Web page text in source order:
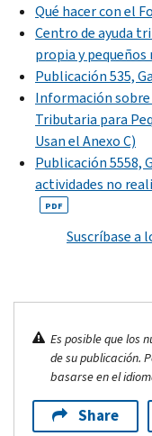
Qué hacer con el
Centro de ayuda
propia y pequeños
Publicación 535,
Información sobre
Tributaria para
Usan el Anexo C)
Publicación 5558,
actividades no
PDF
Suscríbase a
Es posible que los
de su publicación.
basarse en el
Share